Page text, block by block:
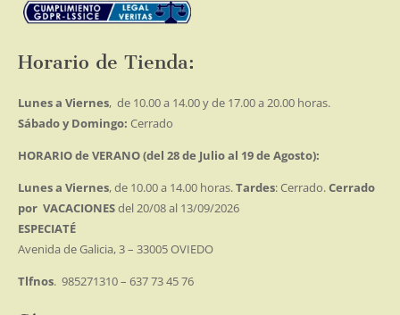
Horario de Tienda:
Lunes a Viernes, de 10.00 a 14.00 y de 17.00 a 20.00 horas.
Sábado y Domingo: Cerrado
HORARIO de VERANO (del 28 de Julio al 19 de Agosto):
Lunes a Viernes, de 10.00 a 14.00 horas.Tardes: Cerrado.Cerrado
por VACACIONESdel 20/08 al 13/09/2026
ESPECIATÉ
Avenida de Galicia, 3 – 33005 OVIEDO
Tlfnos. 985271310 – 637 73 45 76